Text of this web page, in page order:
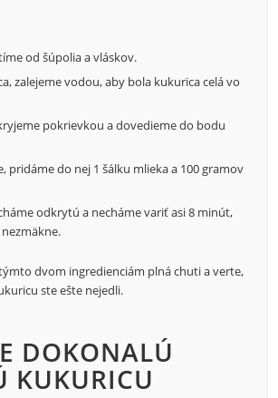
od šúpolia a vláskov.
zalejeme vodou, aby bola kukurica celá vo
pokrievkou a dovedieme do bodu
pridáme do nej 1 šálku mlieka a 100 gramov
odkrytú a necháme variť asi 8 minút,
dvom ingredienciám plná chuti a verte,
ste ešte nejedli.
DOKONALÚ
KUKURICU